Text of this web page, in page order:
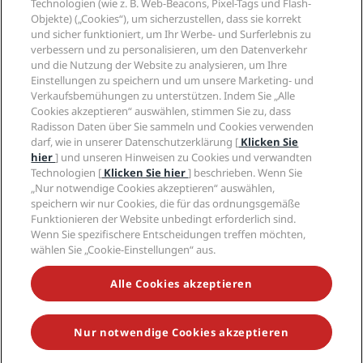
Radisson Hotels APP
„Sports Approved“-Hotels
Familienfreundliche Hotels
Gesundheit & Sicherheit
Medien
Karriere RHG
Karriere PPHE
Karrieren EHL
The Club by RHG
Entwicklungsmöglichkeiten
Responsible Business – Unser Engagement
Einkauf
Rechtliches
Privacy Centre
Rechtliche Hinweise
Radisson Rewards Geschäftsbedingungen
Website-Nutzungsvereinbarung
Digitale Barrierefreiheit
Moderne Sklaverei – Erklärung
Hilfe
Verbrauchermeldungen
Kontakt
FAQ
Inhaltsübersicht
Soziale Medien
Marken von Radisson Hotels
VERPASSEN SIE NIEMALS UNSERE BELIEBTESTEN
ANGEBOTE
© 2026 Radisson Hotel Group.Alle Rechte vorbehalten. RHG Radisson
Hotel Group, Radisson, Radisson RED, Radisson Blu, Radisson Collection,
Technologien (wie z. B. Web-Beacons, Pixel-Tags und Flash-
Objekte) („Cookies“), um sicherzustellen, dass sie korrekt
und sicher funktioniert, um Ihr Werbe- und Surferlebnis zu
verbessern und zu personalisieren, um den Datenverkehr
und die Nutzung der Website zu analysieren, um Ihre
Einstellungen zu speichern und um unsere Marketing- und
Verkaufsbemühungen zu unterstützen. Indem Sie „Alle
Cookies akzeptieren“ auswählen, stimmen Sie zu, dass
Radisson Daten über Sie sammeln und Cookies verwenden
darf, wie in unserer Datenschutzerklärung [ Klicken Sie
hier] und unseren Hinweisen zu Cookies und verwandten
Technologien [ Klicken Sie hier] beschrieben. Wenn Sie
„Nur notwendige Cookies akzeptieren“ auswählen,
speichern wir nur Cookies, die für das ordnungsgemäße
Funktionieren der Website unbedingt erforderlich sind.
Wenn Sie spezifischere Entscheidungen treffen möchten,
wählen Sie „Cookie-Einstellungen“ aus.
Alle Cookies akzeptieren
Nur notwendige Cookies akzeptieren